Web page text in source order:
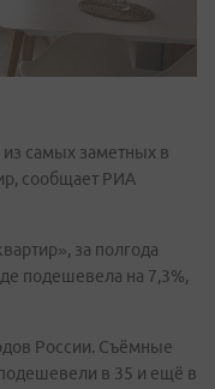
самых заметных в
сообщает РИА
за полгода
подешевела на 7,3%,
России. Съёмные
в 35 и ещё в